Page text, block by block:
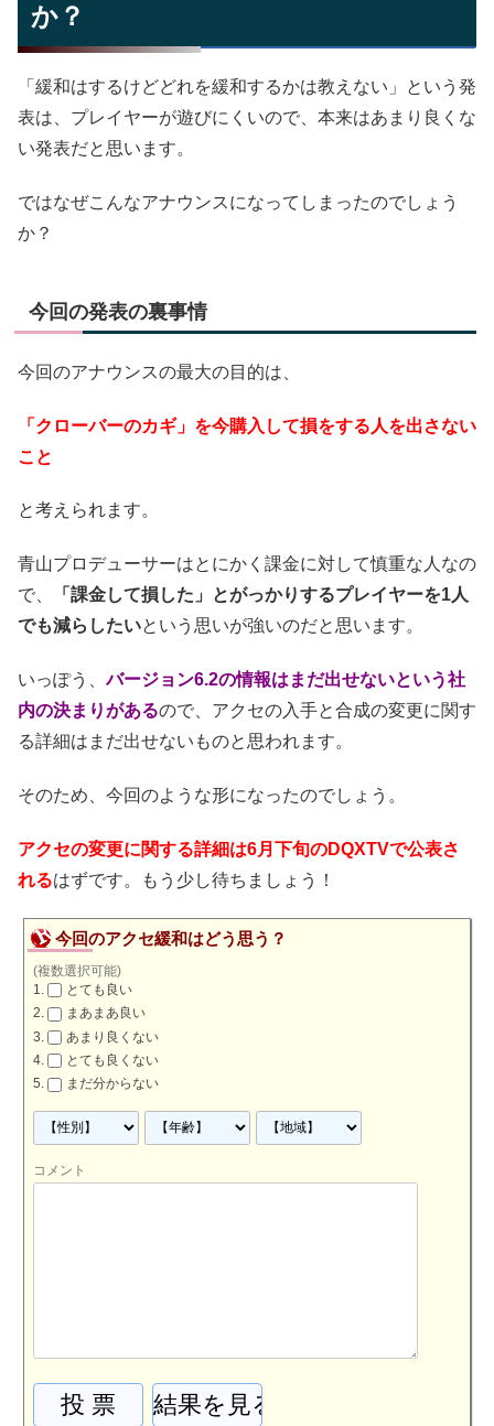
か？
「緩和はするけどどれを緩和するかは教えない」という発
表は、プレイヤーが遊びにくいので、本来はあまり良くな
い発表だと思います。
ではなぜこんなアナウンスになってしまったのでしょう
か？
今回の発表の裏事情
今回のアナウンスの最大の目的は、
「クローバーのカギ」を今購入して損をする人を出さない
こと
と考えられます。
青山プロデューサーはとにかく課金に対して慎重な人なの
で、
「課金して損した」とがっかりするプレイヤーを1人
でも減らしたいという思いが強いのだと思います。
いっぽう、バージョン6.2の情報はまだ出せないという社
内の決まりがあるので、アクセの入手と合成の変更に関す
る詳細はまだ出せないものと思われます。
そのため、今回のような形になったのでしょう。
アクセの変更に関する詳細は6月下旬のDQXTVで公表さ
れるはずです。もう少し待ちましょう！
今回のアクセ緩和はどう思う？
(複数選択可能)
とても良い
まあまあ良い
あまり良くない
とても良くない
まだ分からない
コメント